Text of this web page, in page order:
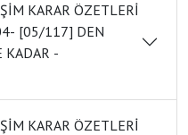
KARAR ÖZETLERİ
-
KARAR ÖZETLERİ